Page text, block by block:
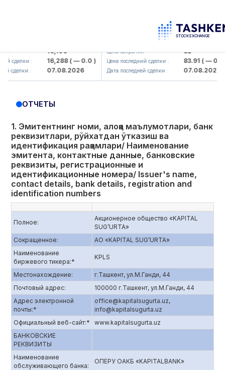
16,100
: 16,288( — 0.0 )
: 07.08.2026
KFSK (<Kafolat sug'urta
Цена закрытия : 82
Цена последний сделки : 83.91 ( — 0.0 )
Дата последней сделки : 07.08.2026
ОТЧЕТЫ
1. Эмитентнинг номи, алоқа маълумотлари, банк
реквизитлари, рўйхатдан ўтказиш ва
идентификация рақамлари/ Наименование
эмитента, контактные данные, банковские
реквизиты, регистрационные и
идентификационные номера/ Issuer's name,
contact details, bank details, registration and
identification numbers
Полное:
Акционерное общество «KAPITAL
SUG’URTA»
Сокращенное:
АО «KAPITAL SUG’URTA»
Наименование
биржевого тикера:*
KPLS
Местонахождение:
г.Ташкент, ул.М.Ганди, 44
Почтовый адрес:
100000 г.Ташкент, ул.М.Ганди, 44
Адрес электронной
почты:*
offiсe@kapitalsugurta.uz,
info@kapitalsugurta.uz
Официальный веб-сайт:*
www.kapitalsugurta.uz
БАНКОВСКИЕ
РЕКВИЗИТЫ
Наименование
обслуживающего банка:
ОПЕРУ ОАКБ «KAPITALBANK»